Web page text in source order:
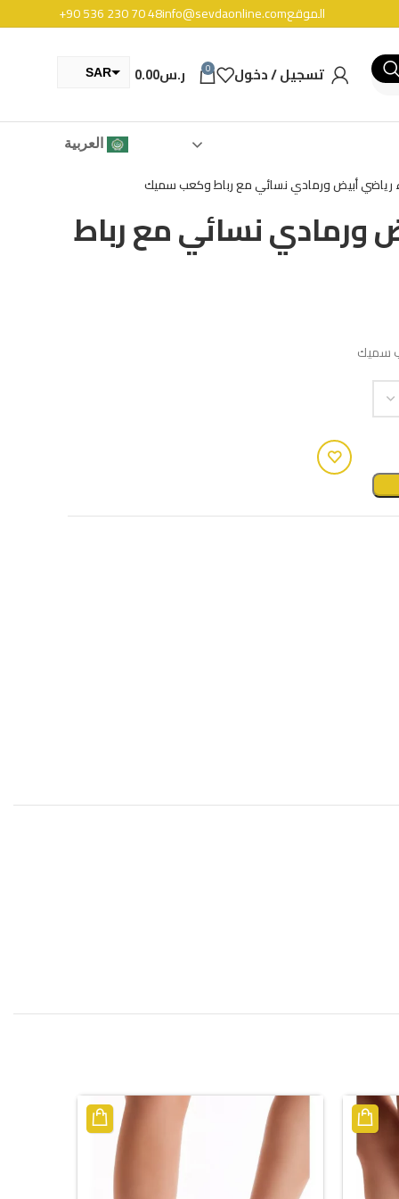
الموقعinfo@sevdaonline.com
+90 536 230 70 48
تسجيل / دخول 0 ر.س0.00
SAR
العربية
رياضي أبيض ورمادي نسائي مع رباط وكعب سميك
ورمادي نسائي مع رباط
سميك